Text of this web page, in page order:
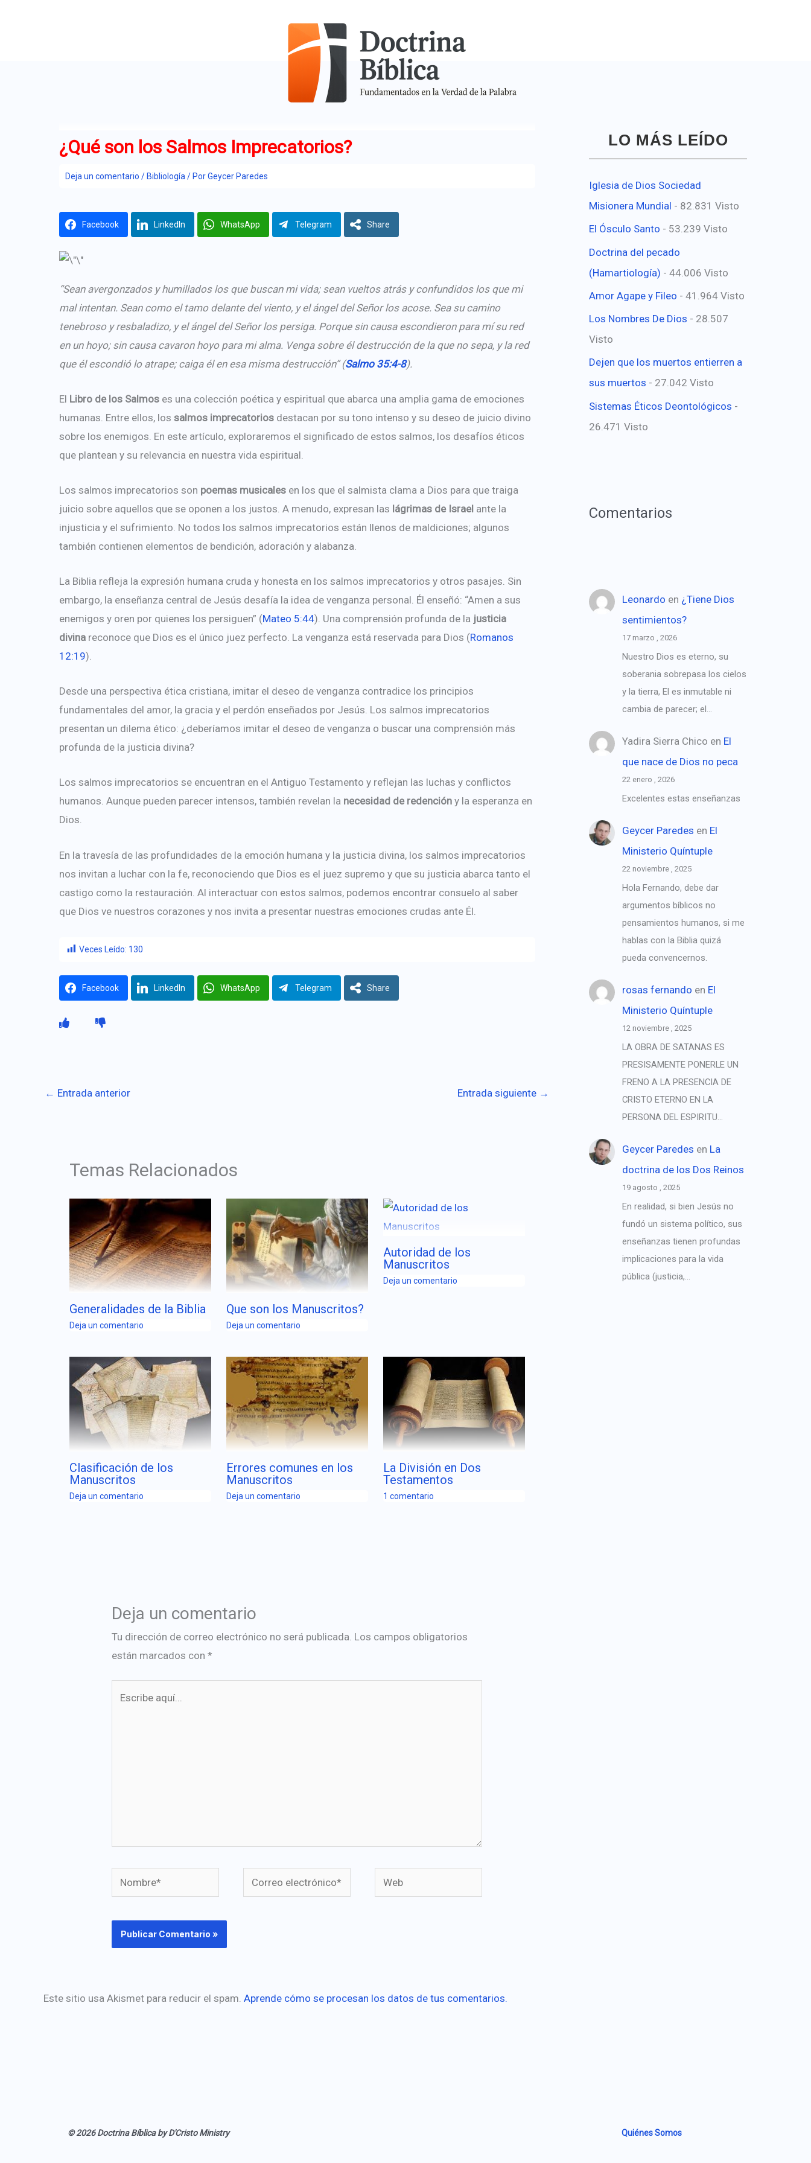
¿Qué son los Salmos Imprecatorios?
Deja un comentario /Bibliología / PorGeycer Paredes
Facebook LinkedIn WhatsApp Telegram Share
“Sean avergonzados y humillados los que buscan mi vida; sean vueltos atrás y confundidos los que mi
mal intentan. Sean como el tamo delante del viento, y el ángel del Señor los acose. Sea su camino
tenebroso y resbaladizo, y el ángel del Señor los persiga. Porque sin causa escondieron para mí su red
en un hoyo; sin causa cavaron hoyo para mi alma. Venga sobre él destrucción de la que no sepa, y la red
que él escondió lo atrape; caiga él en esa misma destrucción” (Salmo 35:4-8).
El Libro de los Salmoses una colección poética y espiritual que abarca una amplia gama de emociones
humanas. Entre ellos, los salmos imprecatoriosdestacan por su tono intenso y su deseo de juicio divino
sobre los enemigos. En este artículo, exploraremos el significado de estos salmos, los desafíos éticos
que plantean y su relevancia en nuestra vida espiritual.
Los salmos imprecatorios son poemas musicalesen los que el salmista clama a Dios para que traiga
juicio sobre aquellos que se oponen a los justos. A menudo, expresan las lágrimas de Israelante la
injusticia y el sufrimiento. No todos los salmos imprecatorios están llenos de maldiciones; algunos
también contienen elementos de bendición, adoración y alabanza.
La Biblia refleja la expresión humana cruda y honesta en los salmos imprecatorios y otros pasajes. Sin
embargo, la enseñanza central de Jesús desafía la idea de venganza personal. Él enseñó: “Amen a sus
enemigos y oren por quienes los persiguen” (Mateo 5:44). Una comprensión profunda de la justicia
divinareconoce que Dios es el único juez perfecto. La venganza está reservada para Dios (Romanos
12:19).
Desde una perspectiva ética cristiana, imitar el deseo de venganza contradice los principios
fundamentales del amor, la gracia y el perdón enseñados por Jesús. Los salmos imprecatorios
presentan un dilema ético: ¿deberíamos imitar el deseo de venganza o buscar una comprensión más
profunda de la justicia divina?
Los salmos imprecatorios se encuentran en el Antiguo Testamento y reflejan las luchas y conflictos
humanos. Aunque pueden parecer intensos, también revelan la necesidad de redencióny la esperanza en
Dios.
En la travesía de las profundidades de la emoción humana y la justicia divina, los salmos imprecatorios
nos invitan a luchar con la fe, reconociendo que Dios es el juez supremo y que su justicia abarca tanto el
castigo como la restauración. Al interactuar con estos salmos, podemos encontrar consuelo al saber
que Dios ve nuestros corazones y nos invita a presentar nuestras emociones crudas ante Él.
Veces Leído: 130
Facebook LinkedIn WhatsApp Telegram Share
← Entrada anterior Entrada siguiente →
Temas Relacionados
Generalidades de la Biblia
Deja un comentario
Que son los Manuscritos?
Deja un comentario
Autoridad de los
Manuscritos
Deja un comentario
Clasificación de los
Manuscritos
Deja un comentario
Errores comunes en los
Manuscritos
Deja un comentario
La División en Dos
Testamentos
1 comentario
Deja un comentario
Tu dirección de correo electrónico no será publicada. Los campos obligatorios
están marcados con*
Nombre*
Correo
electrónico*
Web
Este sitio usa Akismet para reducir el spam. Aprende cómo se procesan los datos de tus comentarios.
LO MÁS LEÍDO
Iglesia de Dios Sociedad
Misionera Mundial - 82.831 Visto
El Ósculo Santo - 53.239 Visto
Doctrina del pecado
(Hamartiología) - 44.006 Visto
Amor Agape y Fileo - 41.964 Visto
Los Nombres De Dios - 28.507
Visto
Dejen que los muertos entierren a
sus muertos - 27.042 Visto
Sistemas Éticos Deontológicos -
26.471 Visto
Comentarios
Leonardo en ¿Tiene Dios
sentimientos?
17 marzo , 2026
Nuestro Dios es eterno, su
soberania sobrepasa los cielos
y la tierra, El es inmutable ni
cambia de parecer; el…
Yadira Sierra Chico en El
que nace de Dios no peca
22 enero , 2026
Excelentes estas enseñanzas
Geycer Paredes en El
Ministerio Quíntuple
22 noviembre , 2025
Hola Fernando, debe dar
argumentos bíblicos no
pensamientos humanos, si me
hablas con la Biblia quizá
pueda convencernos.
rosas fernando en El
Ministerio Quíntuple
12 noviembre , 2025
LA OBRA DE SATANAS ES
PRESISAMENTE PONERLE UN
FRENO A LA PRESENCIA DE
CRISTO ETERNO EN LA
PERSONA DEL ESPIRITU…
Geycer Paredes en La
doctrina de los Dos Reinos
19 agosto , 2025
En realidad, si bien Jesús no
fundó un sistema político, sus
enseñanzas tienen profundas
implicaciones para la vida
pública (justicia,…
© 2026 Doctrina Bíblica by D'Cristo Ministry Quiénes Somos